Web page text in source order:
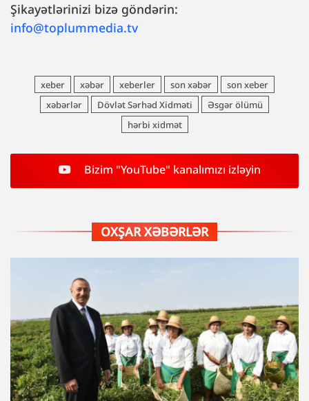
Şikayətlərinizi bizə göndərin:
info@toplummedia.tv
xeber xəbər xeberler son xəbər
son xeber
xəbərlər
Dövlət Sərhəd Xidməti
Əsgər ölümü
hərbi xidmət
Bizim "YouTube" kanalımızı izləyin
OXŞAR XƏBƏRLƏR